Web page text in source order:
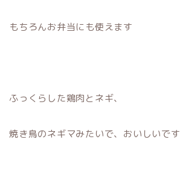
もちろんお弁当にも使えます
ふっくらした鶏肉とネギ、
焼き鳥のネギマみたいで、おいしいです